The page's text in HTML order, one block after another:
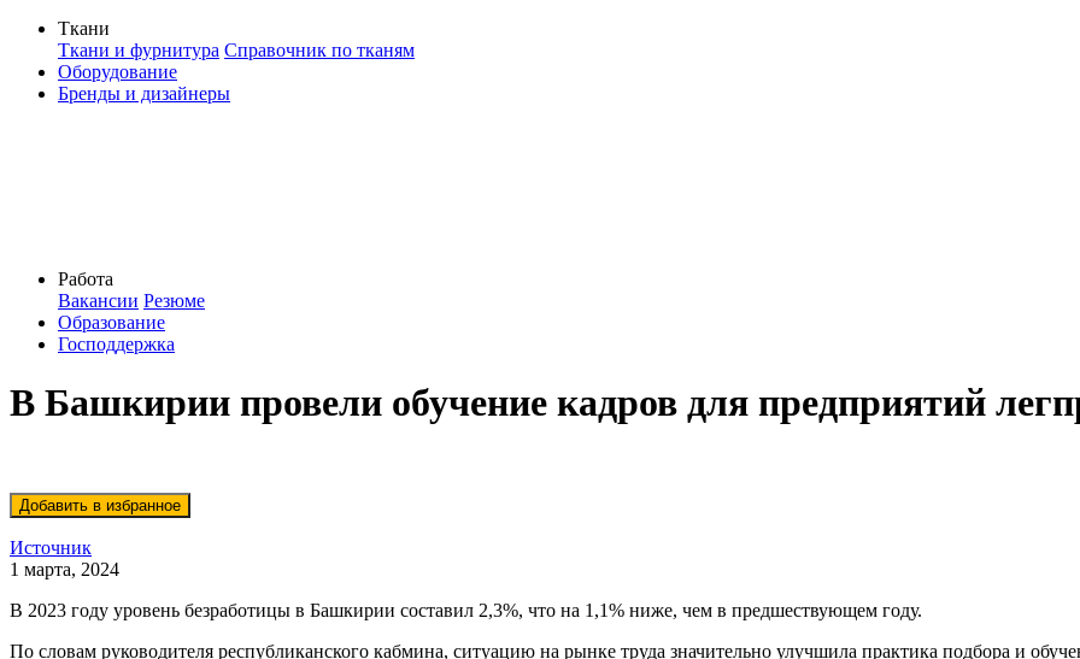
Ткани
Ткани и фурнитура Справочник по тканям
Оборудование
Бренды и дизайнеры
Работа
Вакансии Резюме
Образование
Господдержка
В Башкирии провели обучение кадров для предприятий
Источник
1 марта, 2024
В 2023 году уровень безработицы в Башкирии составил 2,3%, что на 1,1% ниже, чем в предшествующем году.
По словам руководителя республиканского кабмина, ситуацию на рынке труда значительно улучшила практика подбора и